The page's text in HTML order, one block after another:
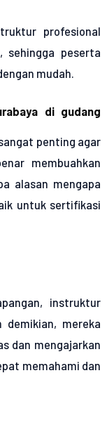
profesional
sehingga peserta
mudah.
di gudang
penting agar
membuahkan
alasan mengapa
untuk sertifikasi
instruktur
mereka
dan mengajarkan
memahami dan